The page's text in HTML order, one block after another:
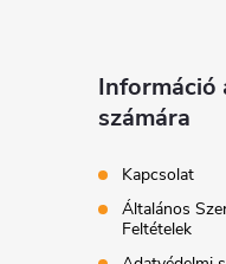
Információ
számára
Kapcsolat
Általános
Feltételek